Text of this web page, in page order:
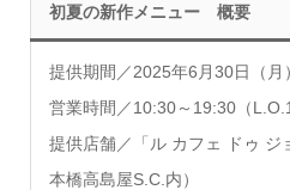
初夏の新作メニュー 概要
提供期間／2025年6月30日（月
営業時間／10:30～19:30（
提供店舗／「ル カフェ ドゥ ジ
本橋高島屋S.C.内）